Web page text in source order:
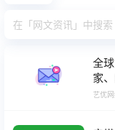
全
家
艺优